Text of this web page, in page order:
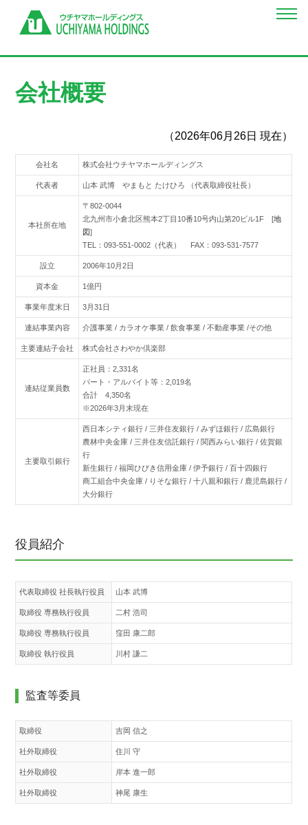
会社概要
（2026年06月26日 現在）
会社名 株式会社ウチヤマホールディングス
代表者 山本 武博 やまもと たけひろ （代表取締役社長）
本社所在地
〒802-0044
北九州市小倉北区熊本2丁目10番10号内山第20ビル1F [地
図]
TEL：093-551-0002（代表） FAX：093-531-7577
設立 2006年10月2日
資本金 1億円
事業年度末日 3月31日
連結事業内容 介護事業 / カラオケ事業 / 飲食事業 / 不動産事業 /その他
主要連結子会社 株式会社さわやか倶楽部
連結従業員数
正社員：2,331名
パート・アルバイト等：2,019名
合計 4,350名
※2026年3月末現在
主要取引銀行
西日本シティ銀行 / 三井住友銀行 / みずほ銀行 / 広島銀行
農林中央金庫 / 三井住友信託銀行 / 関西みらい銀行 / 佐賀銀
行
新生銀行 / 福岡ひびき信用金庫 / 伊予銀行 / 百十四銀行
商工組合中央金庫 / りそな銀行 / 十八親和銀行 / 鹿児島銀行 /
大分銀行
役員紹介
代表取締役 社長執行役員 山本 武博
取締役 専務執行役員 二村 浩司
取締役 専務執行役員 窪田 康二郎
取締役 執行役員 川村 謙二
監査等委員
取締役 吉岡 信之
社外取締役 住川 守
社外取締役 岸本 進一郎
社外取締役 神尾 康生